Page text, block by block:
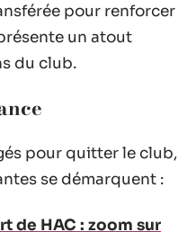
pour renforcer
un atout
du club.
pour quitter le club,
se démarquent :
de HAC : zoom sur